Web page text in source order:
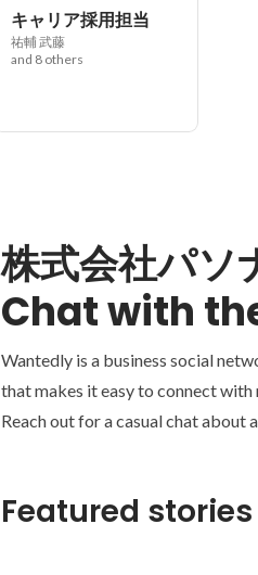
キャリア採用担当
祐輔 武藤
and 8 others
株式会社パ
Chat with
Wantedly is a business social
that makes it easy to connect
Reach out for a casual chat about
Featured stories